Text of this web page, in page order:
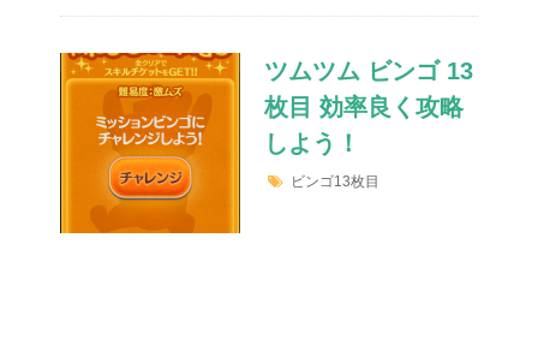
ツムツム ビンゴ 13
枚目 効率良く攻略
しよう！
ビンゴ13枚目